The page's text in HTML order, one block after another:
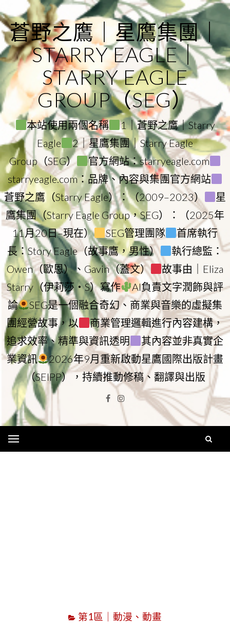
to
content
蒼野之鷹｜星鷹集團｜
STARRY EAGLE｜
STARRY EAGLE
GROUP（SEG）
本站使用兩個名稱
1｜蒼野之鷹｜Starry
Eagle
2｜星鷹集團｜Starry Eagle
Group（SEG）
官方網站：starryeagle.com
starryeagle.com：品牌、內容與集團官方網站
蒼野之鷹（Starry Eagle）：（2009–2023）
星
鷹集團（Starry Eagle Group，SEG）：（2025年
11月20日–現在）
SEG管理團隊
首席執行
長：Story Eagle（故事鷹，男性）
執行總監：
Owen（歐恩）、Gavin（蓋文）
故事由｜Eliza
Starry（伊莉莎・S）寫作
AI負責文字潤飾與評
論
SEG是一個融合奇幻、商業與音樂的虛擬集
團經營故事，以
商業管理邏輯進行內容建構，
追求效率、精準與資訊透明
其內容並非真實企
業資訊
2026年9月重新啟動星鷹國際出版計畫
（SEIPP），持續推動修稿、翻譯與出版
Facebook
Instagram
第1區｜動漫、動畫